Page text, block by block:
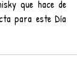
que hace de
para este Día